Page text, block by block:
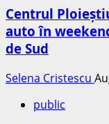
Centrul
auto în
de Sud
Selena Cristescu
public